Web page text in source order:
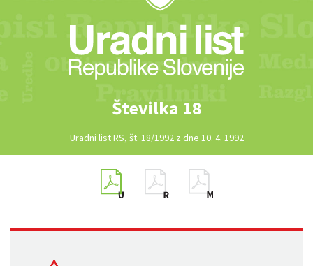
Številka 18
Uradni list RS, št. 18/1992 z dne 10. 4. 1992